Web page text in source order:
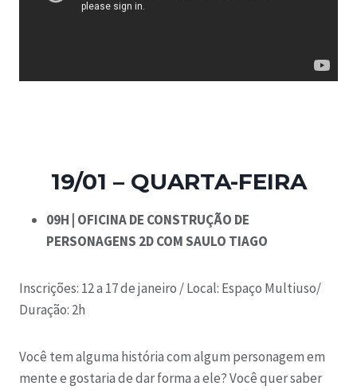
19/01 – QUARTA-FEIRA
09H | OFICINA DE CONSTRUÇÃO DE
PERSONAGENS 2D COM SAULO TIAGO
Inscrições: 12 a 17 de janeiro / Local: Espaço Multiuso/
Duração: 2h
Você tem alguma história com algum personagem em
mente e gostaria de dar forma a ele?Você quer saber